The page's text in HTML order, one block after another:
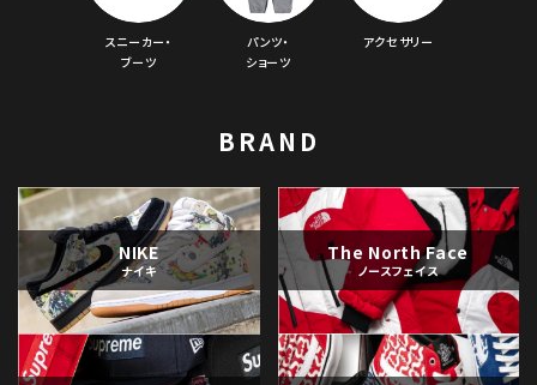
スニーカー・
ブーツ
パンツ・
ショーツ
アクセサリー
BRAND
NIKE
ナイキ
The North Face
ノースフェイス